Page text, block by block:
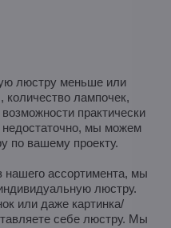
люстру меньше или
лампочек,
практически
недостаточно, мы можем
по вашему проекту.
ассортимента, мы
люстру.
или даже картинка/
себе люстру. Мы